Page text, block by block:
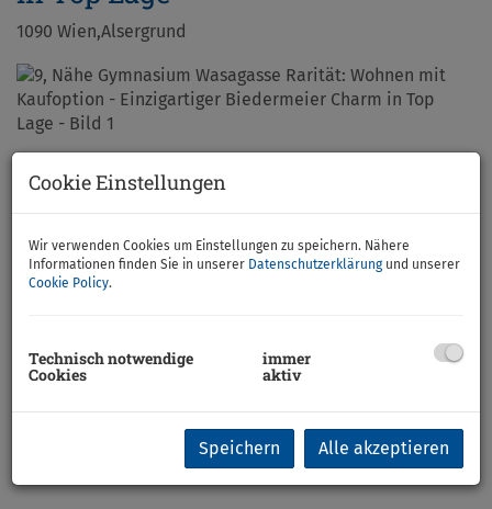
1090 Wien,Alsergrund
Cookie Einstellungen
Wir verwenden Cookies um Einstellungen zu speichern. Nähere
Informationen finden Sie in unserer Datenschutzerklärung und unserer
Cookie Policy.
Technisch notwendige
Cookies
immer
aktiv
Speichern Alle akzeptieren